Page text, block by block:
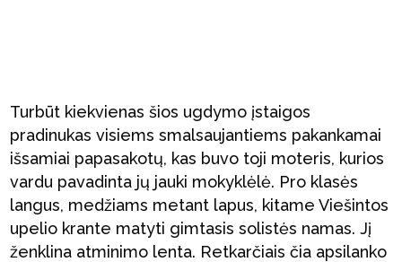
Turbūt kiekvienas šios ugdymo įstaigos
pradinukas visiems smalsaujantiems pakankamai
išsamiai papasakotų, kas buvo toji moteris, kurios
vardu pavadinta jų jauki mokyklėlė. Pro klasės
langus, medžiams metant lapus, kitame Viešintos
upelio krante matyti gimtasis solistės namas. Jį
ženklina atminimo lenta. Retkarčiais čia apsilanko